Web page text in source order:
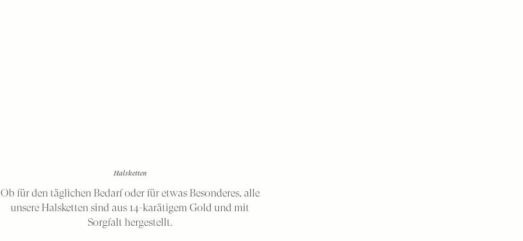
Halsketten
Ob für den täglichen Bedarf oder für etwas Besonderes, alle
unsere Halsketten sind aus 14-karätigem Gold und mit
Sorgfalt hergestellt.